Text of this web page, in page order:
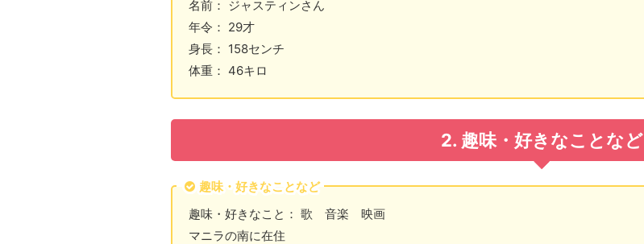
名前： ジャスティンさん
年令： 29才
身長： 158センチ
体重： 46キロ
2. 趣味・好きなことなど
趣味・好きなことなど
趣味・好きなこと： 歌 音楽 映画
マニラの南に在住